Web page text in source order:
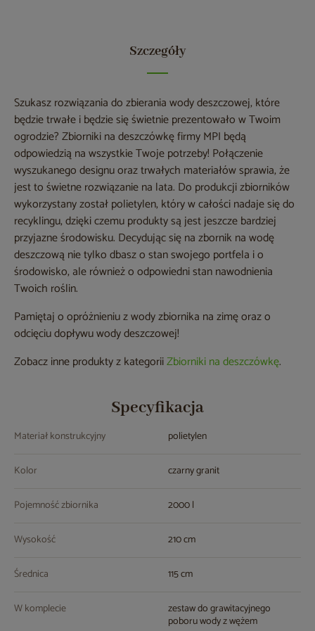
Szczegóły
Szukasz rozwiązania do zbierania wody deszczowej, które
będzie trwałe i będzie się świetnie prezentowało w Twoim
ogrodzie? Zbiorniki na deszczówkę firmy MPI będą
odpowiedzią na wszystkie Twoje potrzeby! Połączenie
wyszukanego designu oraz trwałych materiałów sprawia, że
jest to świetne rozwiązanie na lata. Do produkcji zbiorników
wykorzystany został polietylen, który w całości nadaje się do
recyklingu, dzięki czemu produkty są jest jeszcze bardziej
przyjazne środowisku. Decydując się na zbornik na wodę
deszczową nie tylko dbasz o stan swojego portfela i o
środowisko, ale również o odpowiedni stan nawodnienia
Twoich roślin.
Pamiętaj o opróżnieniu z wody zbiornika na zimę oraz o
odcięciu dopływu wody deszczowej!
Zobacz inne produkty z kategoriiZbiorniki na deszczówkę.
Specyfikacja
Materiał konstrukcyjny polietylen
Kolor czarny granit
Pojemność zbiornika 2000 l
Wysokość 210 cm
Średnica 115 cm
W komplecie zestaw do grawitacyjnego
poboru wody z wężem